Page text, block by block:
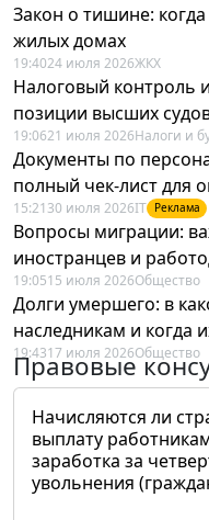
Закон о тишине:
жилых домах
19:4024 июля 2026ЖКХ
Налоговый контроль
позиции высших
19:0621 июля 2026Налоги и
Документы по
полный чек-лист для
15:21 30 июля 2026IT Реклама
Вопросы миграции:
иностранцев и
19:0515 июля 2026Общество
Долги умершего: в
наследникам и когда
19:4317 июля 2026Общество
Правовые
Начисляются ли
выплату
заработка за
увольнения